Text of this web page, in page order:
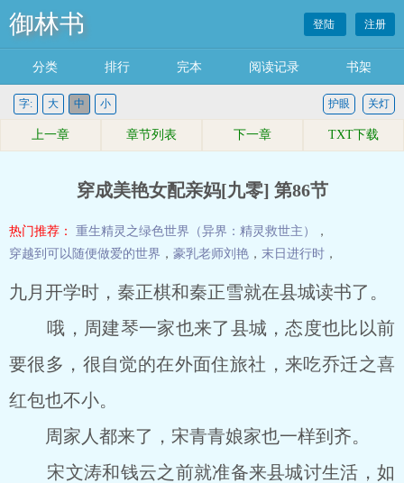
御林书 登陆 注册
分类 排行 完本 阅读记录 书架
字: 大 中 小 关灯
护眼
上一章 章节列表 下一章 TXT下载
穿成美艳女配亲妈[九零] 第86节
热门推荐： 重生精灵之绿色世界（异界：精灵救世主）
，
穿越到可以随便做爱的世界 ， 豪乳老师刘艳 ， 末日进行时 ，
九月开学时，秦正棋和秦正雪就在县城读书了。
哦，周建琴一家也来了县城，态度也比以前
要很多，很自觉的在外面住旅社，来吃乔迁之喜
红包也不小。
周家人都来了，宋青青娘家也一样到齐。
宋文涛和钱云之前就准备来县城讨生活，如